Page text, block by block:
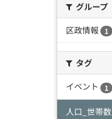
グループ
区政情報
1
タグ
イベント
1
人口_世帯数